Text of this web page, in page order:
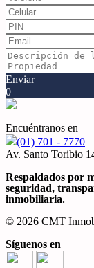
Enviar
0
Encuéntranos en
(01) 701 - 7770
Av. Santo Toribio
Respaldados por
seguridad,
inmobiliaria.
© 2026 CMT
Síguenos en